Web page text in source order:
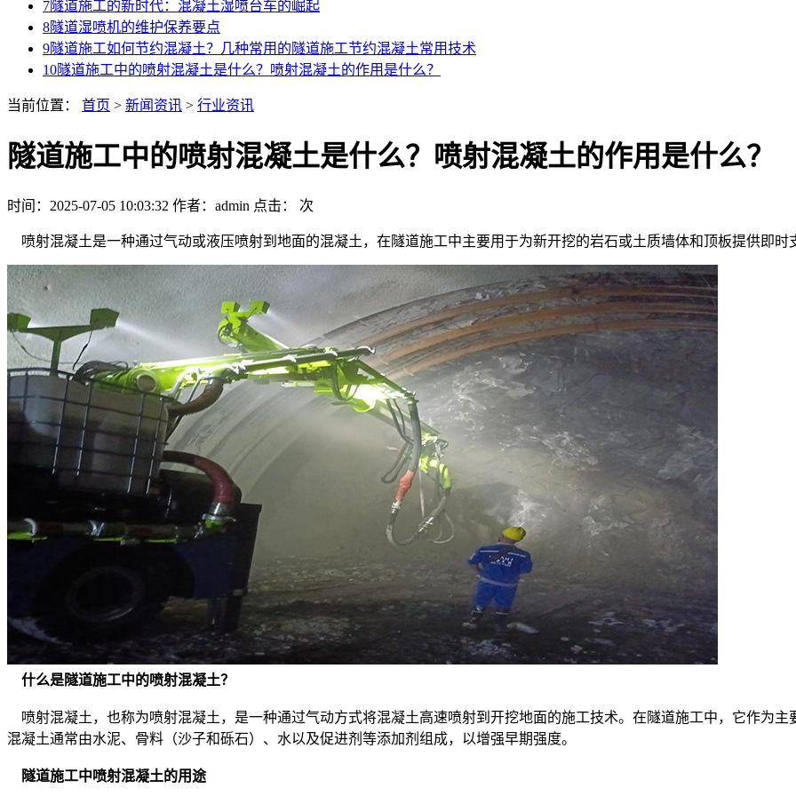
7隧道施工的新时代：混凝土湿喷台车的崛起
8隧道湿喷机的维护保养要点
9隧道施工如何节约混凝土？几种常用的隧道施工节约混凝土常用技术
10隧道施工中的喷射混凝土是什么？喷射混凝土的作用是什么？
当前位置： 首页 > 新闻资讯 > 行业资讯
隧道施工中的喷射混凝土是什么？喷射混凝土的作用是什么？
时间：2025-07-05 10:03:32 作者：admin 点击： 次
喷射混凝土是一种通过气动或液压喷射到地面的混凝土，在隧道施工中主要用于为新开挖的岩石或土质墙体和顶板提供即时
什么是隧道施工中的喷射混凝土？
混凝土通常由水泥、骨料（沙子和砾石）、水以及促进剂等添加剂组成，以增强早期强度。
隧道施工中喷射混凝土的用途